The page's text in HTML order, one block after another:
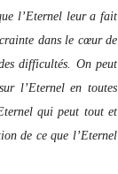
l’Eternel leur a fait
dans le cœur de
difficultés. On peut
l’Eternel en toutes
qui peut tout et
de ce que l’Eternel